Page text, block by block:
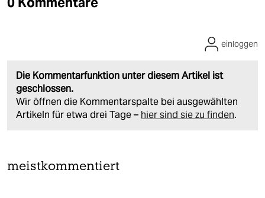
Die Kommentarfunktion unter diesem Artikel ist
geschlossen.
Wir öffnen die Kommentarspalte bei ausgewählten
Artikeln für etwa drei Tage – hier sind sie zu finden.
einloggen
meistkommentiert